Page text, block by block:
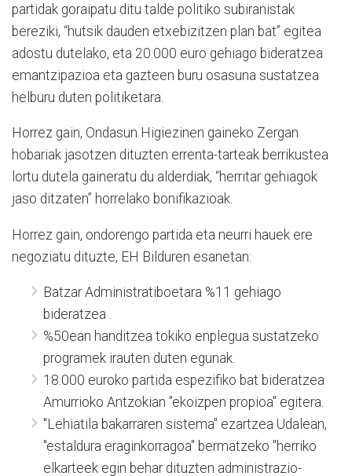
partidak goraipatu ditu talde politiko subiranistak
bereziki, “hutsik dauden etxebizitzen plan bat” egitea
adostu dutelako, eta 20.000 euro gehiago bideratzea
emantzipazioa eta gazteen buru osasuna sustatzea
helburu duten politiketara.
Horrez gain, Ondasun Higiezinen gaineko Zergan
hobariak jasotzen dituzten errenta-tarteak berrikustea
lortu dutela gaineratu du alderdiak, “herritar gehiagok
jaso ditzaten” horrelako bonifikazioak.
Horrez gain, ondorengo partida eta neurri hauek ere
negoziatu dituzte, EH Bilduren esanetan:
Batzar Administratiboetara %11 gehiago
bideratzea .
%50ean handitzea tokiko enplegua sustatzeko
programek irauten duten egunak.
18.000 euroko partida espezifiko bat bideratzea
Amurrioko Antzokian "ekoizpen propioa" egitera.
"Lehiatila bakarraren sistema" ezartzea Udalean,
"estaldura eraginkorragoa" bermatzeko "herriko
elkarteek egin behar dituzten administrazio-